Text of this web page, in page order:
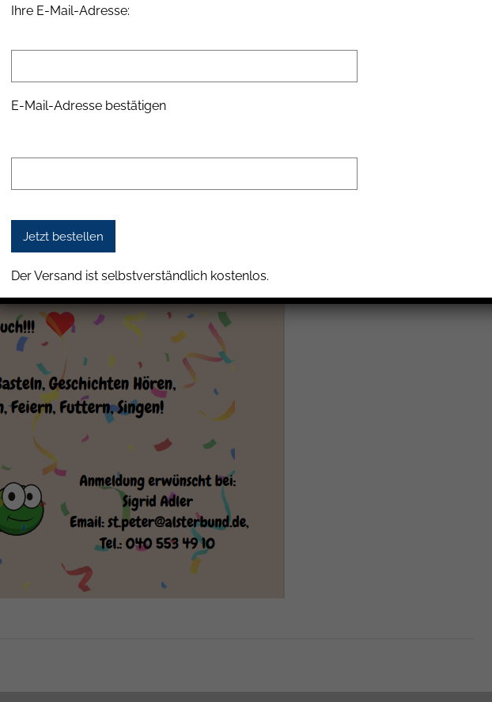
Ihre E-Mail-Adresse:
E-Mail-Adresse bestätigen
Der Versand ist selbstverständlich kostenlos.